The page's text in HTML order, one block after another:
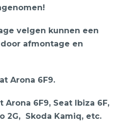
velgen kunnen een
afmontage en
Arona 6F9.
Arona 6F9, Seat Ibiza 6F,
2G, Skoda Kamiq, etc.